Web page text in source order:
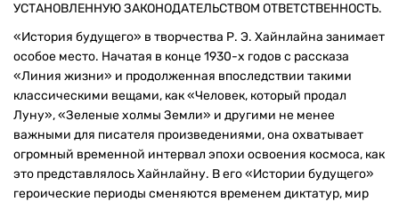
УСТАНОВЛЕННУЮ ЗАКОНОДАТЕЛЬСТВОМ ОТВЕТСТВЕННОСТЬ.
«История будущего» в творчества Р. Э. Хайнлайна занимает
особое место. Начатая в конце 1930-х годов с рассказа
«Линия жизни» и продолженная впоследствии такими
классическими вещами, как «Человек, который продал
Луну», «Зеленые холмы Земли» и другими не менее
важными для писателя произведениями, она охватывает
огромный временной интервал эпохи освоения космоса, как
это представлялось Хайнлайну. В его «Истории будущего»
героические периоды сменяются временем диктатур, мир